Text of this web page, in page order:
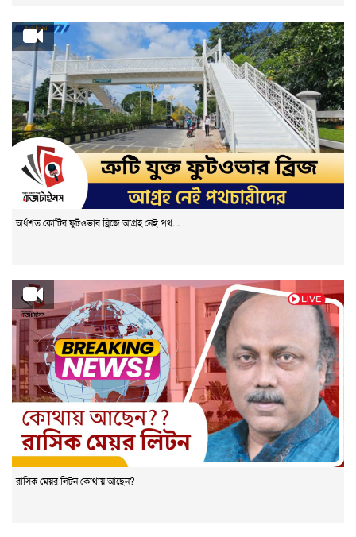
অর্ধশত কোটির ফুটওভার ব্রিজে আগ্রহ নেই পথ...
রাসিক মেয়র লিটন কোথায় আছেন?